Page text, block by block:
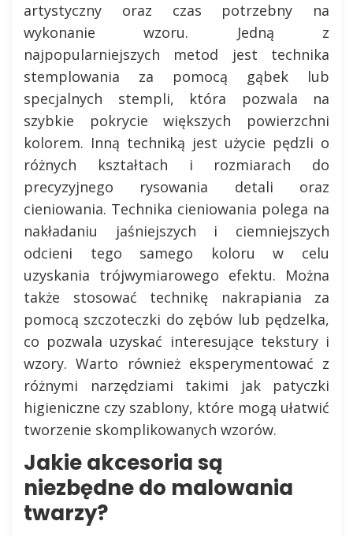
artystyczny oraz czas potrzebny na
wykonanie wzoru. Jedną z
najpopularniejszych metod jest technika
stemplowania za pomocą gąbek lub
specjalnych stempli, która pozwala na
szybkie pokrycie większych powierzchni
kolorem. Inną techniką jest użycie pędzli o
różnych kształtach i rozmiarach do
precyzyjnego rysowania detali oraz
cieniowania. Technika cieniowania polega na
nakładaniu jaśniejszych i ciemniejszych
odcieni tego samego koloru w celu
uzyskania trójwymiarowego efektu. Można
także stosować technikę nakrapiania za
pomocą szczoteczki do zębów lub pędzelka,
co pozwala uzyskać interesujące tekstury i
wzory. Warto również eksperymentować z
różnymi narzędziami takimi jak patyczki
higieniczne czy szablony, które mogą ułatwić
tworzenie skomplikowanych wzorów.
Jakie akcesoria są
niezbędne do malowania
twarzy?